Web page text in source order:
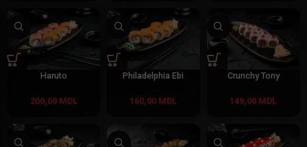
Haruto
200,00 MDL
Philadelphia Ebi
160,00 MDL
Crunchy Tony
149,00 MDL